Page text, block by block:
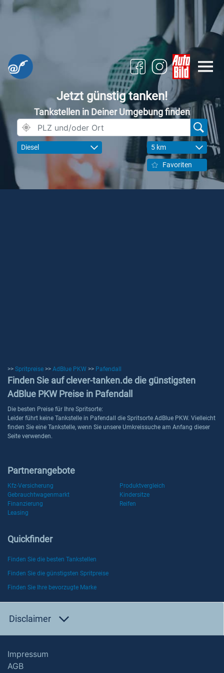
Jetzt günstig tanken!
Tankstellen in Deiner Umgebung finden
Diesel 5 km
Favoriten
>> Spritpreise >> AdBlue PKW >> Pafendall
Finden Sie auf clever-tanken.de die günstigsten
AdBlue PKW Preise in Pafendall
Die besten Preise für Ihre Spritsorte:
Leider führt keine Tankstelle in Pafendall die Spritsorte AdBlue PKW. Vielleicht
finden Sie eine Tankstelle, wenn Sie unsere Umkreissuche am Anfang dieser
Seite verwenden.
Partnerangebote
Kfz-Versicherung
Produktvergleich
Gebrauchtwagenmarkt
Kindersitze
Finanzierung
Reifen
Leasing
Quickfinder
Finden Sie die besten Tankstellen
Finden Sie die günstigsten Spritpreise
Finden Sie Ihre bevorzugte Marke
Disclaimer
Impressum
AGB